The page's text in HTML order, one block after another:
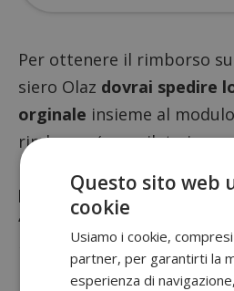
Per ottenere il rimborso
siero Olaz dovrai spedire
orginale insieme al
rimborso (compilato in
puoi scaricare e stampare
link
, a questo indirizzo:
“Olaz Test for Free’’
10034 Chivasso
Dopo aver spedito lo
Questo sito web
cookie
Usiamo i cookie,
partner, per garantirti la
esperienza di